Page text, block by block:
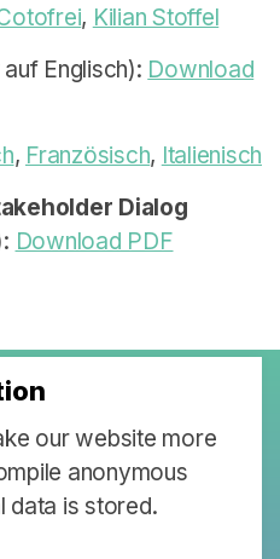
, Kilian Stoffel
Englisch): Download
, Französisch, Italienisch
Dialog
Download PDF
&
our website more
anonymous
data is stored.